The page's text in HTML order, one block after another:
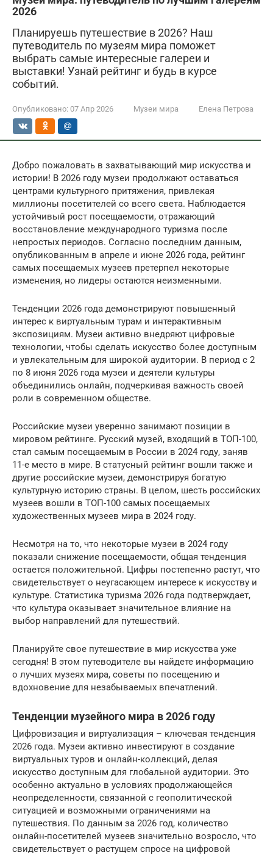
2026
Планируешь путешествие в 2026? Наш
путеводитель по музеям мира поможет
выбрать самые интересные галереи и
выставки! Узнай рейтинг и будь в курсе
событий.
Опубликовано: 07 Апр 2026 Музеи мира Елена Петрова
Добро пожаловать в захватывающий мир искусства и
истории! В 2026 году музеи продолжают оставаться
центрами культурного притяжения, привлекая
миллионы посетителей со всего света. Наблюдается
устойчивый рост посещаемости, отражающий
восстановление международного туризма после
непростых периодов. Согласно последним данным,
опубликованным в апреле и июне 2026 года, рейтинг
самых посещаемых музеев претерпел некоторые
изменения, но лидеры остаются неизменными.
Тенденции 2026 года демонстрируют повышенный
интерес к виртуальным турам и интерактивным
экспозициям. Музеи активно внедряют цифровые
технологии, чтобы сделать искусство более доступным
и увлекательным для широкой аудитории. В период с 2
по 8 июня 2026 года музеи и деятели культуры
объединились онлайн, подчеркивая важность своей
роли в современном обществе.
Российские музеи уверенно занимают позиции в
мировом рейтинге. Русский музей, входящий в ТОП-100,
стал самым посещаемым в России в 2024 году, заняв
11-е место в мире. В статусный рейтинг вошли также и
другие российские музеи, демонстрируя богатую
культурную историю страны. В целом, шесть российских
музеев вошли в ТОП-100 самых посещаемых
художественных музеев мира в 2024 году.
Несмотря на то, что некоторые музеи в 2024 году
показали снижение посещаемости, общая тенденция
остается положительной. Цифры постепенно растут, что
свидетельствует о неугасающем интересе к искусству и
культуре. Статистика туризма 2026 года подтверждает,
что культура оказывает значительное влияние на
выбор направлений для путешествий.
Планируйте свое путешествие в мир искусства уже
сегодня! В этом путеводителе вы найдете информацию
о лучших музеях мира, советы по посещению и
вдохновение для незабываемых впечатлений.
Тенденции музейного мира в 2026 году
Цифровизация и виртуализация – ключевая тенденция
2026 года. Музеи активно инвестируют в создание
виртуальных туров и онлайн-коллекций, делая
искусство доступным для глобальной аудитории. Это
особенно актуально в условиях продолжающейся
неопределенности, связанной с геополитической
ситуацией и возможными ограничениями на
путешествия. По данным за 2026 год, количество
онлайн-посетителей музеев значительно возросло, что
свидетельствует о растущем спросе на цифровой